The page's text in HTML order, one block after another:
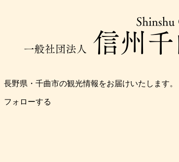
長野県・千曲市の観光情報をお届けいたします。
フォローする